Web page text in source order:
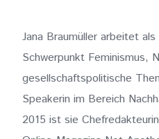
Jana Braumüller arbeitet
Schwerpunkt Feminismus,
gesellschaftspolitische
Speakerin im Bereich
2015 ist sie